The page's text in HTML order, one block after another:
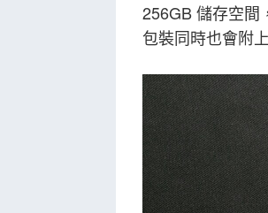
256GB 儲存空間
包裝同時也會附